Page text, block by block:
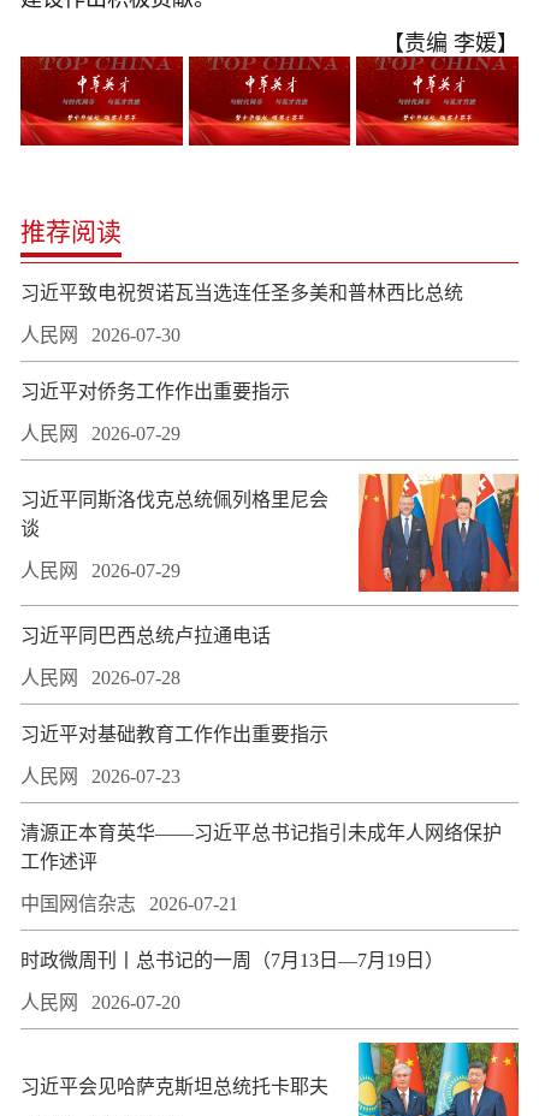
【责编 李媛】
推荐阅读
习近平致电祝贺诺瓦当选连任圣多美和普林西比总统
人民网 2026-07-30
习近平对侨务工作作出重要指示
人民网 2026-07-29
习近平同斯洛伐克总统佩列格里尼会
谈
人民网 2026-07-29
习近平同巴西总统卢拉通电话
人民网 2026-07-28
习近平对基础教育工作作出重要指示
人民网 2026-07-23
​清源正本育英华——习近平总书记指引未成年人网络保护
工作述评
中国网信杂志 2026-07-21
时政微周刊丨总书记的一周（7月13日—7月19日）
人民网 2026-07-20
习近平会见哈萨克斯坦总统托卡耶夫